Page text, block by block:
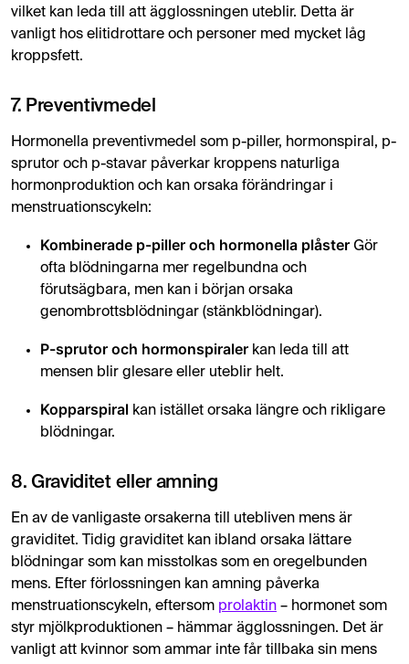
vilket kan leda till att ägglossningen uteblir. Detta är
vanligt hos elitidrottare och personer med mycket låg
kroppsfett.
7. Preventivmedel
Hormonella preventivmedel som p-piller, hormonspiral, p-
sprutor och p-stavar påverkar kroppens naturliga
hormonproduktion och kan orsaka förändringar i
menstruationscykeln:
Kombinerade p-piller och hormonella plåster Gör
ofta blödningarna mer regelbundna och
förutsägbara, men kan i början orsaka
genombrottsblödningar (stänkblödningar).
P-sprutor och hormonspiraler kan leda till att
mensen blir glesare eller uteblir helt.
Kopparspiral kan istället orsaka längre och rikligare
blödningar.
8. Graviditet eller amning
En av de vanligaste orsakerna till utebliven mens är
graviditet. Tidig graviditet kan ibland orsaka lättare
blödningar som kan misstolkas som en oregelbunden
mens. Efter förlossningen kan amning påverka
menstruationscykeln, eftersom prolaktin – hormonet som
styr mjölkproduktionen – hämmar ägglossningen. Det är
vanligt att kvinnor som ammar inte får tillbaka sin mens